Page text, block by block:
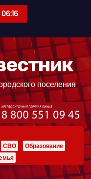
06:16
поселения
СВО
Образование